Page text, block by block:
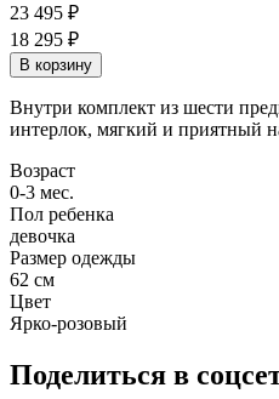
23 495 ₽
18 295 ₽
Внутри комплект из шести
интерлок, мягкий и приятный
Возраст
0-3 мес.
Пол ребенка
девочка
Размер одежды
62 см
Цвет
Ярко-розовый
Поделиться в